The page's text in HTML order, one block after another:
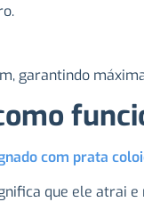
garantindo
com prata
que ele atrai